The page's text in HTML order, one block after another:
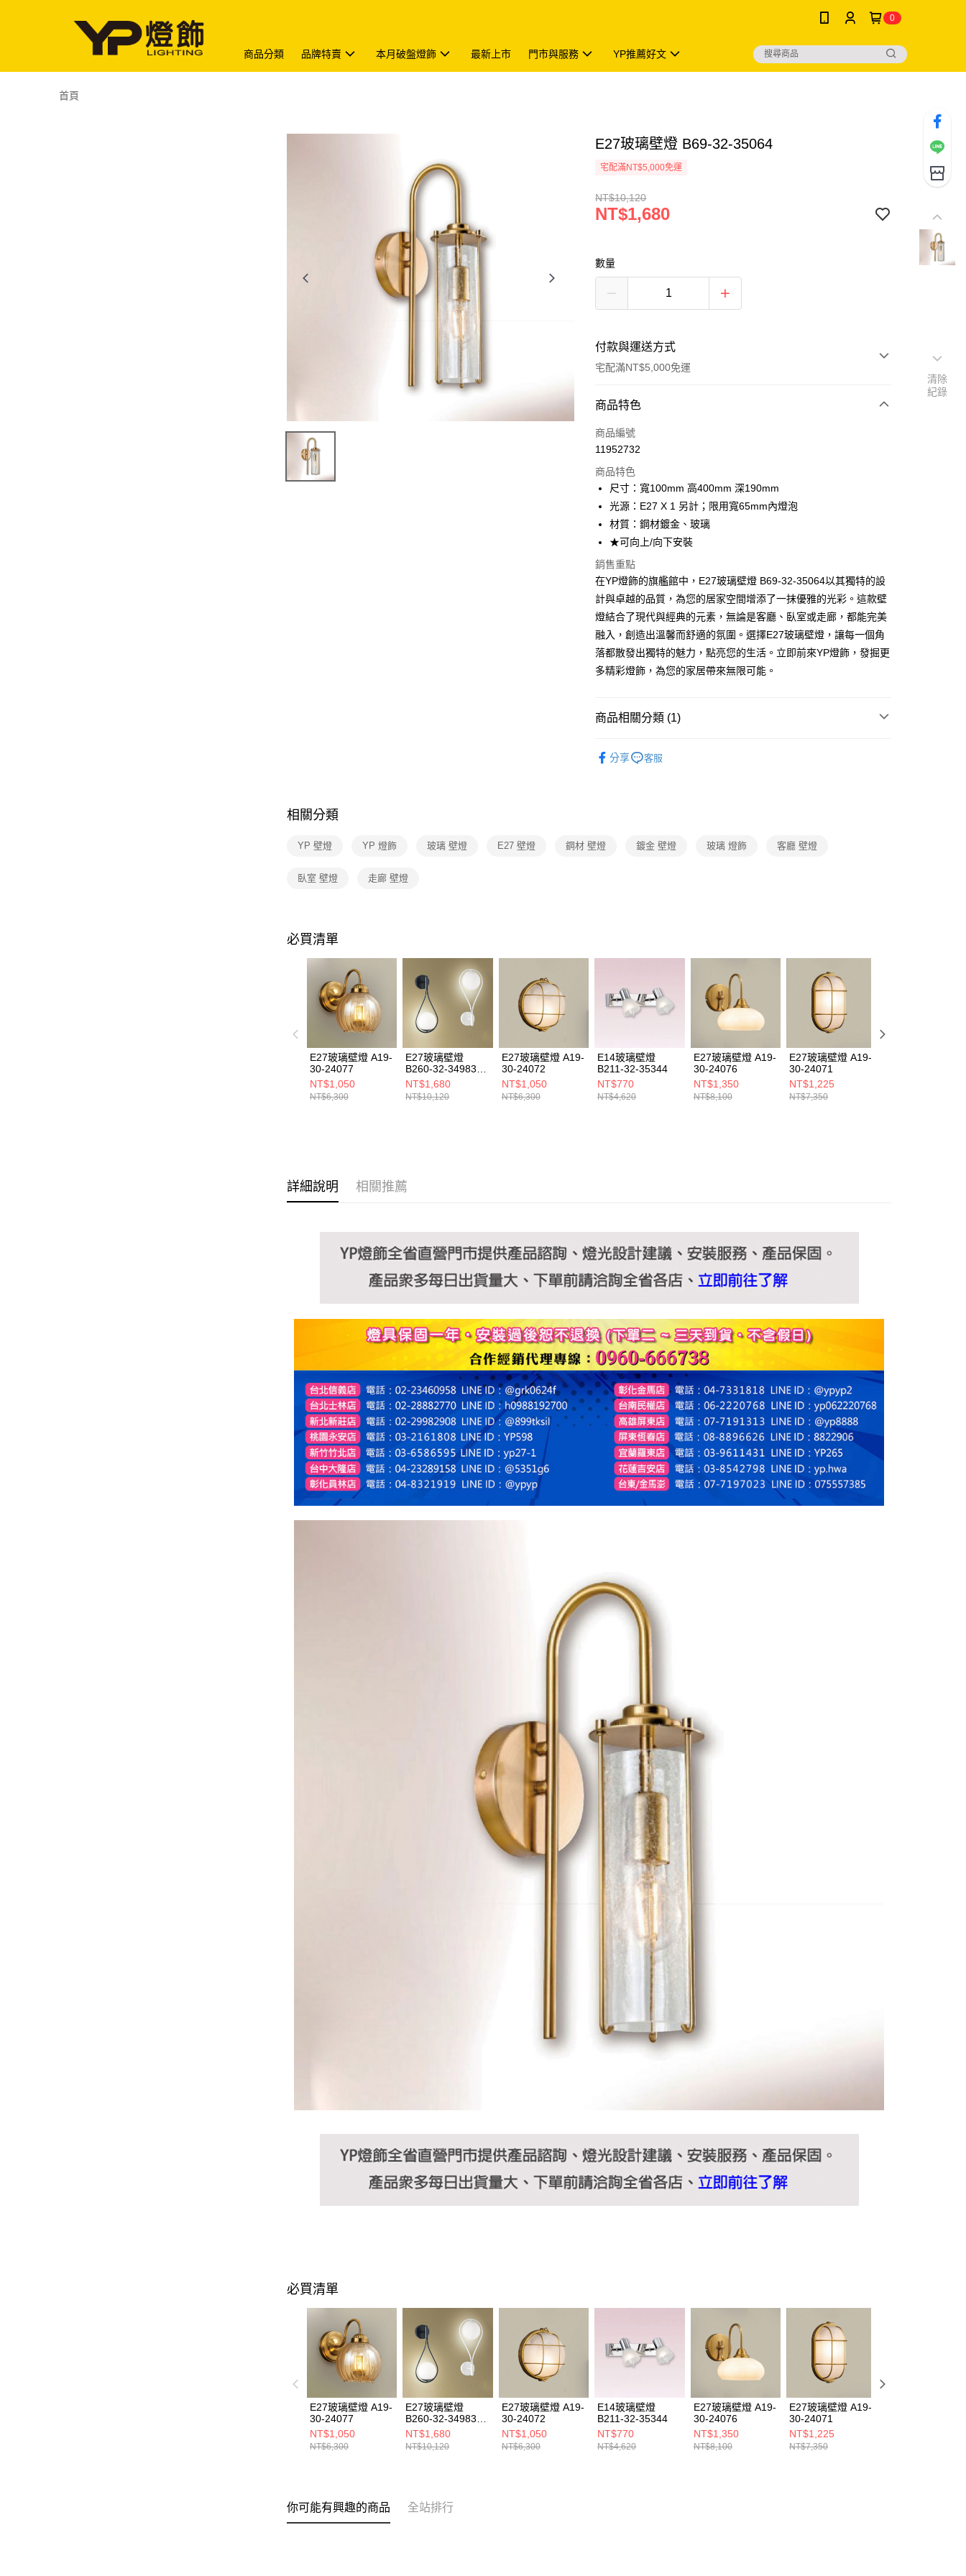
0
商品分類 品牌特賣 本月破盤燈飾 最新上市 門市與服務 YP推薦好文
首頁
E27玻璃壁燈 B69-32-35064
宅配滿NT$5,000免運
NT$10,120
NT$1,680
數量
付款與運送方式
宅配滿NT$5,000免運
付款方式
信用卡一次付款
Apple Pay
街口支付
悠遊付
Google Pay
AFTEE先享後付
相關說明
【關於「AFTEE先享後付」】
AFTEE先享後付是「在收到商品之後才付款」的支付方式。 讓您購物簡單
便利好安心！
３．安心：先確認商品／服務後，再付款。
１．於結帳方式選擇「AFTEE先享後付」後，將跳轉至「AFTEE先享後
付」結帳頁面，進行簡訊認證並確認金額後，即可完成結帳。
先享後付繳納相關費用。
２．關於個人資料處理事宜，請瀏覽以下網址：
３．未成年的使用者請事先徵得法定代理人或監護人之同意方可使用
「AFTEE先享後付」，若未經同意申辦者引起之損失，本公司不負相關責
任。
４．使用「AFTEE先享後付」時，將依據個別帳號之用戶狀況，依本公司
即時審查核予不同之上限額度；若仍有額度不足之情形，本公司將視審查
結果請求用戶進行身份認證。
５．嚴禁一人註冊多個帳號或使用他人資訊註冊。若發現惡意使用之情
形，恩沛科技股份有限公司將有權停止該用戶之使用額度並採取法律行
動。
ATM付款
每筆NT$180，滿NT$5,000(含以上)免運費
商品特色
商品編號
11952732
商品特色
尺寸：寬100mm 高400mm 深190mm
光源：E27 X 1 另計；限用寬65mm內燈泡
材質：鋼材鍍金、玻璃
★可向上/向下安裝
銷售重點
在YP燈飾的旗艦館中，E27玻璃壁燈 B69-32-35064以其獨特的設
計與卓越的品質，為您的居家空間增添了一抹優雅的光彩。這款壁
燈結合了現代與經典的元素，無論是客廳、臥室或走廊，都能完美
融入，創造出溫馨而舒適的氛圍。選擇E27玻璃壁燈，讓每一個角
落都散發出獨特的魅力，點亮您的生活。立即前來YP燈飾，發掘更
多精彩燈飾，為您的家居帶來無限可能。
商品相關分類 (1)
分享
客服
相關分類
YP 壁燈 YP 燈飾 玻璃 壁燈 E27 壁燈 鋼材 壁燈 鍍金 壁燈 玻璃 燈飾 客廳 壁燈
臥室 壁燈 走廊 壁燈
必買清單
E27玻璃壁燈 A19-
30-24077
NT$1,050
NT$6,300
E27玻璃壁燈
B260-32-34983
34984
NT$1,680
NT$10,120
E27玻璃壁燈 A19-
30-24072
NT$1,050
NT$6,300
E14玻璃壁燈
B211-32-35344
NT$770
NT$4,620
E27玻璃壁燈 A19-
30-24076
NT$1,350
NT$8,100
E27玻璃壁燈 A19-
30-24071
NT$1,225
NT$7,350
詳細說明 相關推薦
必買清單
E27玻璃壁燈 A19-
30-24077
NT$1,050
NT$6,300
E27玻璃壁燈
B260-32-34983
34984
NT$1,680
NT$10,120
E27玻璃壁燈 A19-
30-24072
NT$1,050
NT$6,300
E14玻璃壁燈
B211-32-35344
NT$770
NT$4,620
E27玻璃壁燈 A19-
30-24076
NT$1,350
NT$8,100
E27玻璃壁燈 A19-
30-24071
NT$1,225
NT$7,350
你可能有興趣的商品 全站排行
清除
紀錄